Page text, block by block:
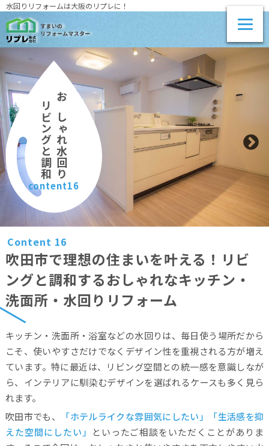
水回りリフォームは大阪のリプレに！
おしゃれ水回り
リビングと調和
content16
Content 16
吹田市で理想の住まいを叶える！リビ
ングと調和するおしゃれなキッチン・
洗面所・水回りリフォーム
キッチン・洗面所・浴室などの水回りは、毎日使う場所だから
こそ、使いやすさだけでなくデザイン性を重視される方が増え
ています。特に最近は、リビング空間との統一感を意識しなが
ら、インテリアに馴染むデザインを選ばれるケースも多く見ら
れます。
吹田市でも、
「ホテルライクな雰囲気にしたい」「生活感を抑
えた空間にしたい」
といったご相談をいただくことがありま